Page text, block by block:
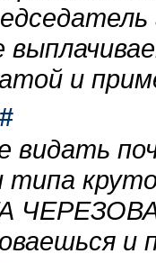
и
#
видать
типа